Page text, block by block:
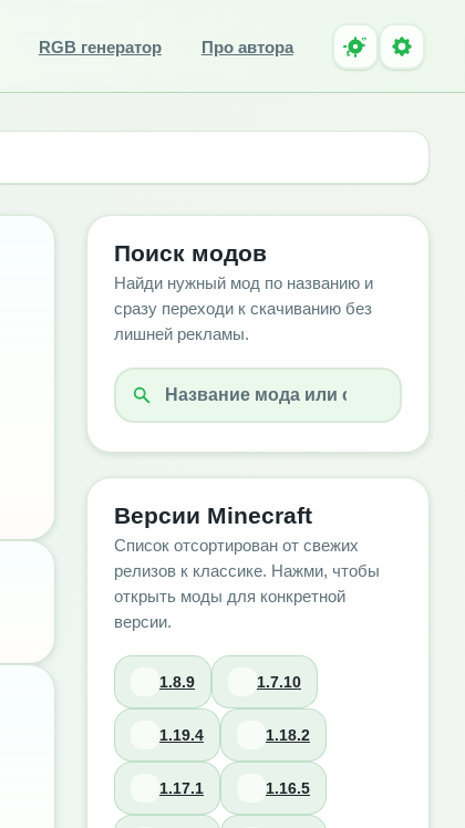
RGB генератор Про автора
Поиск модов
Найди нужный мод по названию и
сразу переходи к скачиванию без
лишней рекламы.
Версии Minecraft
Список отсортирован от свежих
релизов к классике. Нажми, чтобы
открыть моды для конкретной
версии.
1.8.9 1.7.10
1.19.4 1.18.2
1.17.1 1.16.5